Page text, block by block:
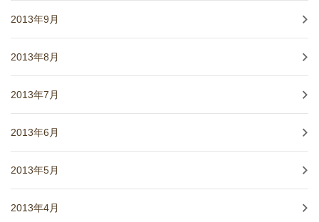
2013年9月
2013年8月
2013年7月
2013年6月
2013年5月
2013年4月